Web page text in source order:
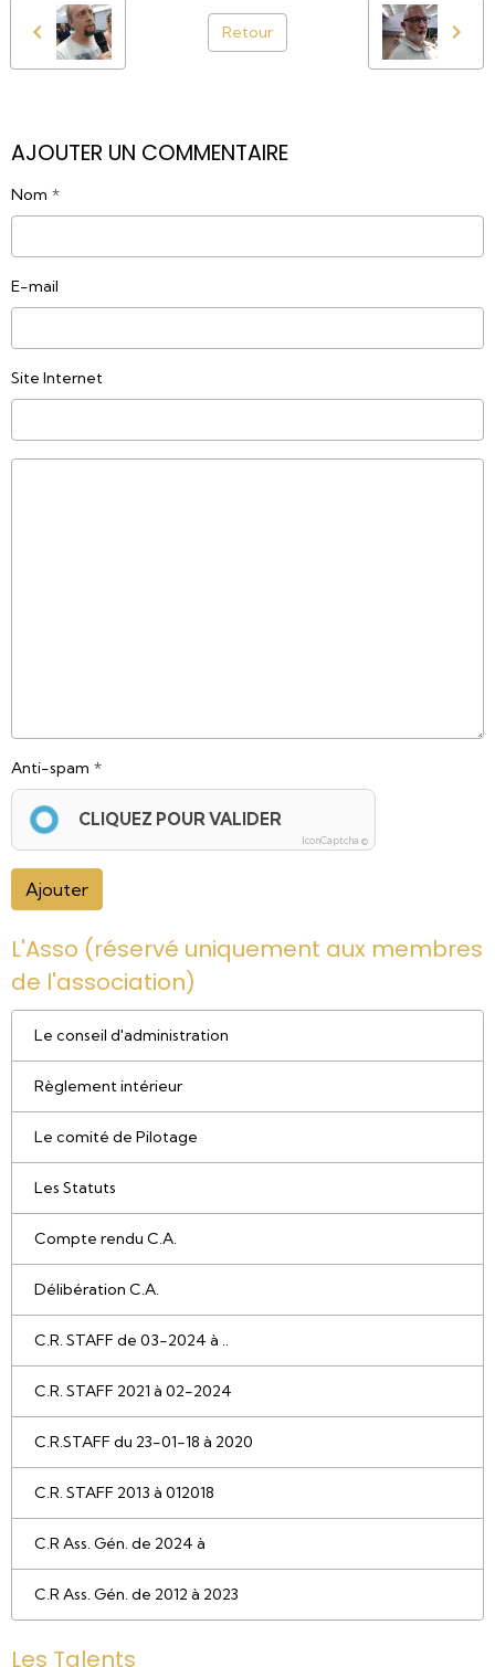
Retour
AJOUTER UN COMMENTAIRE
Nom
E-mail
Site Internet
Anti-spam
CLIQUEZ POUR VALIDER
IconCaptcha ©
Ajouter
L'Asso (réservé uniquement aux membres
de l'association)
Le conseil d'administration
Règlement intérieur
Le comité de Pilotage
Les Statuts
Compte rendu C.A.
Délibération C.A.
C.R. STAFF de 03-2024 à ..
C.R. STAFF 2021 à 02-2024
C.R.STAFF du 23-01-18 à 2020
C.R. STAFF 2013 à 012018
C.R Ass. Gén. de 2024 à
C.R Ass. Gén. de 2012 à 2023
Les Talents